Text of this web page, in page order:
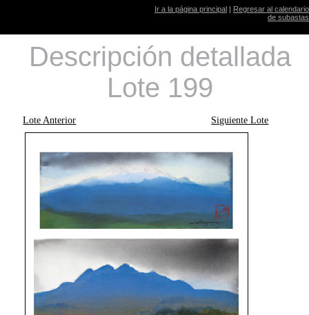
Ir a la página principal | Regresar al calendario
de subastas
Descripción detallada
Lote 199
Lote Anterior Siguiente Lote